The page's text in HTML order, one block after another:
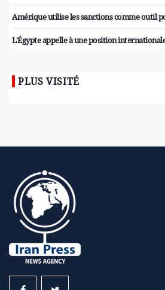
Amérique utilise les sanctions comme outil
L'Égypte appelle à une position
PLUS VISITÉ